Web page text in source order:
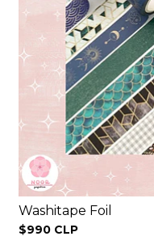
Washitape Foil
$990 CLP